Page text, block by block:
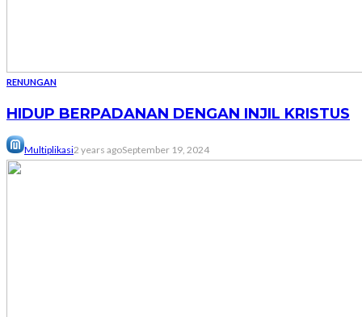
RENUNGAN
HIDUP BERPADANAN DENGAN INJIL KRISTUS
Multiplikasi2 years agoSeptember 19, 2024